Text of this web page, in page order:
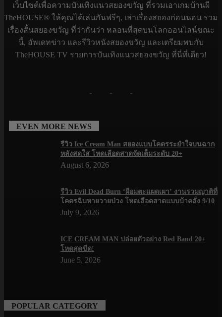
เว็บไซต์เพื่อความบันเทิงแนวสยองขวัญ ที่รวมเอาเกมบ้านผี
TheHOUSE® ให้คุณได้เล่นกันฟรีๆ, เล่าเรื่องสยองก่อนนอน รวม
เรื่องสั้นสยองขวัญ ที่ว่ากันว่า หลอนที่สุดบนโลกออนไลน์ขณะ
นี้, อัพเดทข่าว และรีวิวหนังสยองขวัญ และเตรียมพบกับ
TheHOUSE TV รายการบันเทิงแนวสยองขวัญ ที่นี่ที่เดียว!
EVEN MORE NEWS
รีวิว Ice Cream Man สยองแบบโคตรระยำใจบนฉาก
หลังสดใส โหดเลือดสาดจัดเต็มระดับ 20+
August 6, 2026
รีวิว Evil Dead Burn ‘ผีอมตะแผดเผา’ งานรวมญาติที่
โคตรฉิบหายวายป่วง โหดเลือดสาดแบบบ้าคลั่ง 9/10
July 9, 2026
ICE CREAM MAN ปล่อยตัวอย่าง Red Band 20+
โหดสุดขีด!
June 5, 2026
POPULAR CATEGORY